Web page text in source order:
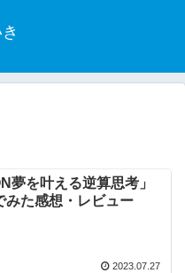
夢を叶える逆算思考」
みた感想・レビュー
2023.07.27